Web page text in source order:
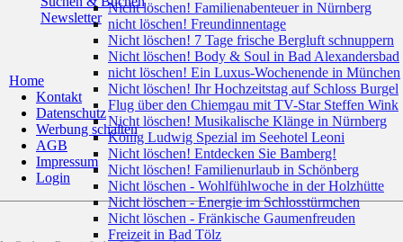
Newsletter
Home
Kontakt
Datenschutz
Werbung schalten
AGB
Impressum
Login
Nicht löschen! Familienabenteuer in Nürnberg
nicht löschen! Freundinnentage
Nicht löschen! 7 Tage frische Bergluft schnuppern
Nicht löschen! Body & Soul in Bad Alexandersbad
nicht löschen! Ein Luxus-Wochenende in München
Nicht löschen! Ihr Hochzeitstag auf Schloss Burgel
Flug über den Chiemgau mit TV-Star Steffen Wink
Nicht löschen! Musikalische Klänge in Nürnberg
König Ludwig Spezial im Seehotel Leoni
Nicht löschen! Entdecken Sie Bamberg!
Nicht löschen! Familienurlaub in Schönberg
Nicht löschen - Wohlfühlwoche in der Holzhütte
Nicht löschen - Energie im Schlosstürmchen
Nicht löschen - Fränkische Gaumenfreuden
Freizeit in Bad Tölz